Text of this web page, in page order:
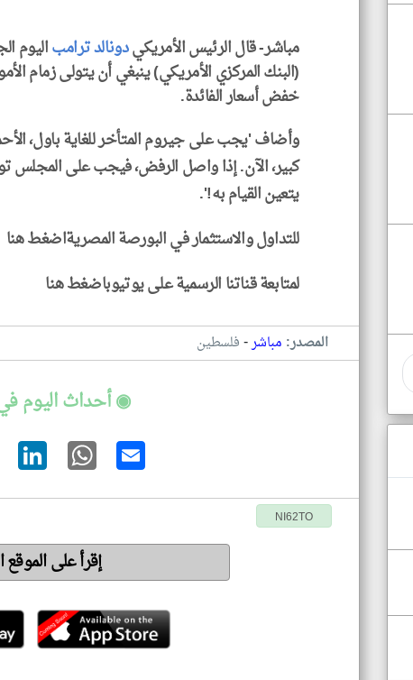
مباشر- قال الرئيس الأمريكيدونالد ترامباليوم
(البنك المركزي الأمريكي) ينبغي أن يتولى زمام
خفض أسعار الفائدة.
وأضاف 'يجب على جيروم المتأخر للغاية باول،
كبير، الآن. إذا واصل الرفض، فيجب على المجلس
يتعين القيام به!'.
للتداول والاستثمار في البورصة المصريةاضغط هنا
لمتابعة قناتنا الرسمية على يوتيوباضغط هنا
المصدر: مباشر-فلسطين
◉ أحداث اليوم
NI62TO
إقرأ على